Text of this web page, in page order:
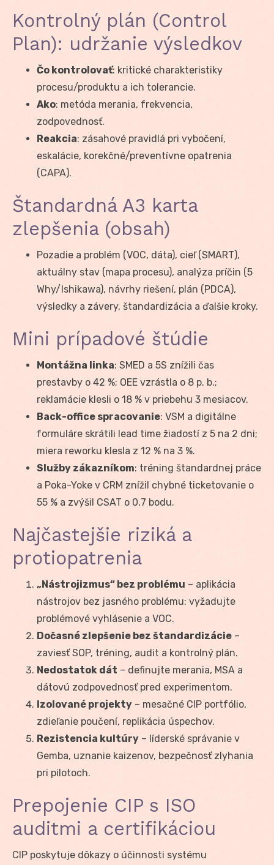
Kontrolný plán (Control
Plan): udržanie výsledkov
Čo kontrolovať: kritické charakteristiky
procesu/produktu a ich tolerancie.
Ako: metóda merania, frekvencia,
zodpovednosť.
Reakcia: zásahové pravidlá pri vybočení,
eskalácie, korekčné/preventívne opatrenia
(CAPA).
Štandardná A3 karta
zlepšenia (obsah)
Pozadie a problém (VOC, dáta), cieľ (SMART),
aktuálny stav (mapa procesu), analýza príčin (5
Why/Ishikawa), návrhy riešení, plán (PDCA),
výsledky a závery, štandardizácia a ďalšie kroky.
Mini prípadové štúdie
Montážna linka: SMED a 5S znížili čas
prestavby o 42 %; OEE vzrástla o 8 p. b.;
reklamácie klesli o 18 % v priebehu 3 mesiacov.
Back-office spracovanie: VSM a digitálne
formuláre skrátili lead time žiadostí z 5 na 2 dni;
miera reworku klesla z 12 % na 3 %.
Služby zákazníkom: tréning štandardnej práce
a Poka-Yoke v CRM znížil chybné ticketovanie o
55 % a zvýšil CSAT o 0,7 bodu.
Najčastejšie riziká a
protiopatrenia
„Nástrojizmus“ bez problému – aplikácia
nástrojov bez jasného problému: vyžadujte
problémové vyhlásenie a VOC.
Dočasné zlepšenie bez štandardizácie –
zaviesť SOP, tréning, audit a kontrolný plán.
Nedostatok dát – definujte merania, MSA a
dátovú zodpovednosť pred experimentom.
Izolované projekty – mesačné CIP portfólio,
zdieľanie poučení, replikácia úspechov.
Rezistencia kultúry – líderské správanie v
Gemba, uznanie kaizenov, bezpečnosť zlyhania
pri pilotoch.
Prepojenie CIP s ISO
auditmi a certifikáciou
CIP poskytuje dôkazy o účinnosti systému